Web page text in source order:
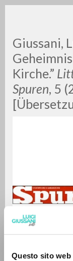
Questo sito
Giussani,
Kirche.”
Spuren, 5